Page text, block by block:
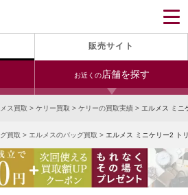
販売サイト
お近くの店舗を探す
間受付（対応時間10:00～19:00）
宅配買取を申し込む
無料の宅配キットをお届けします
青山表参道店 新宿東口店
LAB東京 名古屋大須店
ス買取 > ケリー買取 > ケリーの買取実績 > エルメス ミニ
買取 > エルメスのバッグ買取 > エルメス ミニケリー2 ト